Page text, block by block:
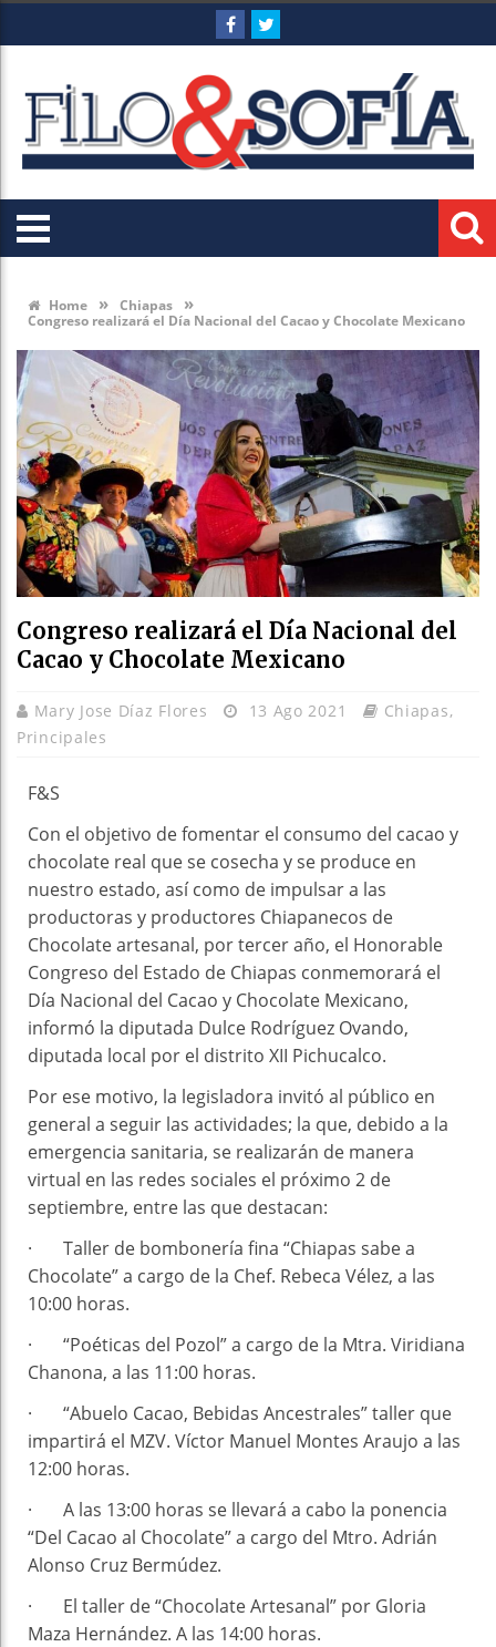
Home » Chiapas »
Congreso realizará el Día Nacional del Cacao y Chocolate Mexicano
Congreso realizará el Día Nacional del
Cacao y Chocolate Mexicano
Mary Jose Díaz Flores 13 Ago 2021 Chiapas,
Principales
F&S
Con el objetivo de fomentar el consumo del cacao y
chocolate real que se cosecha y se produce en
nuestro estado, así como de impulsar a las
productoras y productores Chiapanecos de
Chocolate artesanal, por tercer año, el Honorable
Congreso del Estado de Chiapas conmemorará el
Día Nacional del Cacao y Chocolate Mexicano,
informó la diputada Dulce Rodríguez Ovando,
diputada local por el distrito XII Pichucalco.
Por ese motivo, la legisladora invitó al público en
general a seguir las actividades; la que, debido a la
emergencia sanitaria, se realizarán de manera
virtual en las redes sociales el próximo 2 de
septiembre, entre las que destacan:
· Taller de bombonería fina “Chiapas sabe a
Chocolate” a cargo de la Chef. Rebeca Vélez, a las
10:00 horas.
· “Poéticas del Pozol” a cargo de la Mtra. Viridiana
Chanona, a las 11:00 horas.
· “Abuelo Cacao, Bebidas Ancestrales” taller que
impartirá el MZV. Víctor Manuel Montes Araujo a las
12:00 horas.
· A las 13:00 horas se llevará a cabo la ponencia
“Del Cacao al Chocolate” a cargo del Mtro. Adrián
Alonso Cruz Bermúdez.
· El taller de “Chocolate Artesanal” por Gloria
Maza Hernández. A las 14:00 horas.